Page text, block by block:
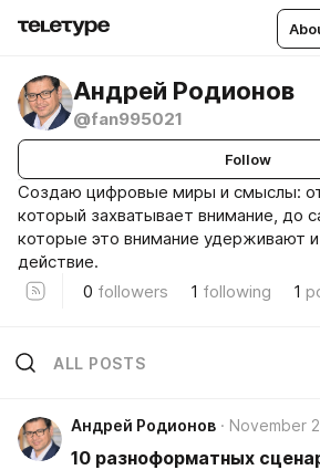
Андрей Родионов
@fan995021
Follow
Создаю цифровые миры и смыслы:
который захватывает внимание, до
которые это внимание удерживают
действие.
0 followers 1 following 1
ALL POSTS
Андрей Родионов November
10 разноформатных